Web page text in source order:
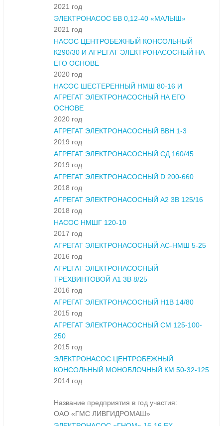
2021 год
ЭЛЕКТРОНАСОС БВ 0,12-40 «МАЛЫШ»
2021 год
НАСОС ЦЕНТРОБЕЖНЫЙ КОНСОЛЬНЫЙ
К290/30 И АГРЕГАТ ЭЛЕКТРОНАСОСНЫЙ НА
ЕГО ОСНОВЕ
2020 год
НАСОС ШЕСТЕРЕННЫЙ НМШ 80-16 И
АГРЕГАТ ЭЛЕКТРОНАСОСНЫЙ НА ЕГО
ОСНОВЕ
2020 год
АГРЕГАТ ЭЛЕКТРОНАСОСНЫЙ ВВН 1-3
2019 год
АГРЕГАТ ЭЛЕКТРОНАСОСНЫЙ СД 160/45
2019 год
АГРЕГАТ ЭЛЕКТРОНАСОСНЫЙ D 200-660
2018 год
АГРЕГАТ ЭЛЕКТРОНАСОСНЫЙ А2 3В 125/16
2018 год
НАСОС НМШГ 120-10
2017 год
АГРЕГАТ ЭЛЕКТРОНАСОСНЫЙ АС-НМШ 5-25
2016 год
АГРЕГАТ ЭЛЕКТРОНАСОСНЫЙ
ТРЕХВИНТОВОЙ А1 3В 8/25
2016 год
АГРЕГАТ ЭЛЕКТРОНАСОСНЫЙ Н1В 14/80
2015 год
АГРЕГАТ ЭЛЕКТРОНАСОСНЫЙ СМ 125-100-
250
2015 год
ЭЛЕКТРОНАСОС ЦЕНТРОБЕЖНЫЙ
КОНСОЛЬНЫЙ МОНОБЛОЧНЫЙ КМ 50-32-125
2014 год
Название предприятия в год участия:
ОАО «ГМС ЛИВГИДРОМАШ»